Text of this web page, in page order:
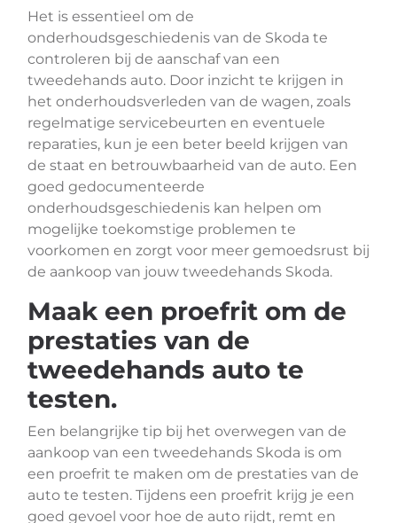
Het is essentieel om de
onderhoudsgeschiedenis van de Skoda te
controleren bij de aanschaf van een
tweedehands auto. Door inzicht te krijgen in
het onderhoudsverleden van de wagen, zoals
regelmatige servicebeurten en eventuele
reparaties, kun je een beter beeld krijgen van
de staat en betrouwbaarheid van de auto. Een
goed gedocumenteerde
onderhoudsgeschiedenis kan helpen om
mogelijke toekomstige problemen te
voorkomen en zorgt voor meer gemoedsrust bij
de aankoop van jouw tweedehands Skoda.
Maak een proefrit om de
prestaties van de
tweedehands auto te
testen.
Een belangrijke tip bij het overwegen van de
aankoop van een tweedehands Skoda is om
een proefrit te maken om de prestaties van de
auto te testen. Tijdens een proefrit krijg je een
goed gevoel voor hoe de auto rijdt, remt en